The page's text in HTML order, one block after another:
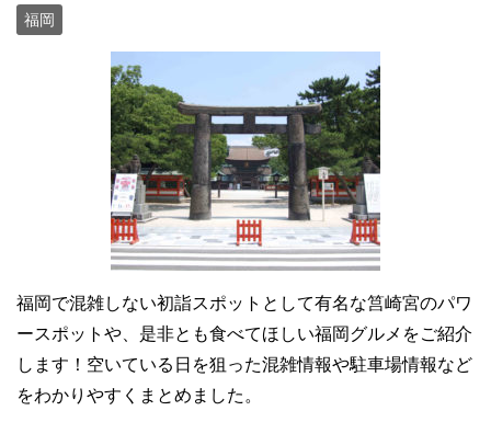
福岡
福岡で混雑しない初詣スポットとして有名な筥崎宮のパワ
ースポットや、是非とも食べてほしい福岡グルメをご紹介
します！空いている日を狙った混雑情報や駐車場情報など
をわかりやすくまとめました。